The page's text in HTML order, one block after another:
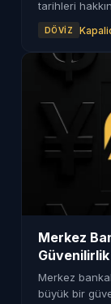
tarihleri
DÖVIZ
Merkez
Merkez
büyük bir